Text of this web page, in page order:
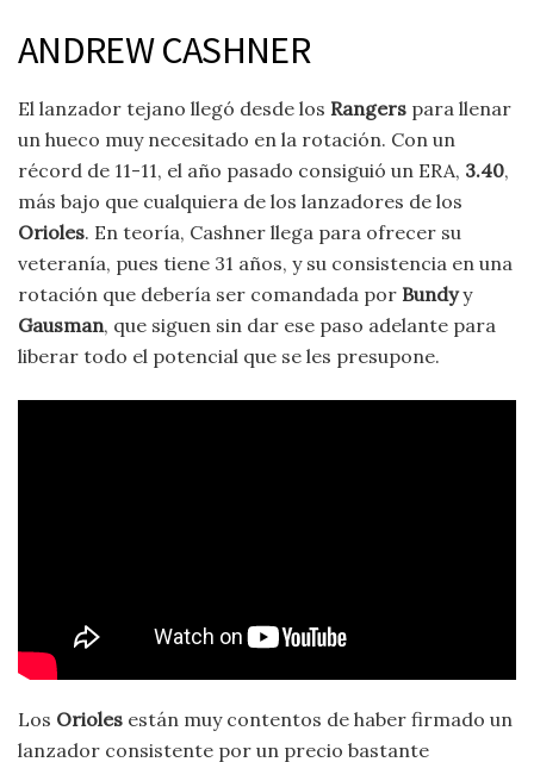
ANDREW CASHNER
El lanzador tejano llegó desde los Rangers para llenar
un hueco muy necesitado en la rotación. Con un
récord de 11-11, el año pasado consiguió un ERA, 3.40,
más bajo que cualquiera de los lanzadores de los
Orioles. En teoría, Cashner llega para ofrecer su
veteranía, pues tiene 31 años, y su consistencia en una
rotación que debería ser comandada por Bundyy
Gausman, que siguen sin dar ese paso adelante para
liberar todo el potencial que se les presupone.
Los Orioles están muy contentos de haber firmado un
lanzador consistente por un precio bastante